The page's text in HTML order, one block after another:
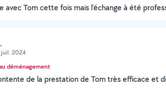
avec Tom cette fois mais l'échange à été
2024
déménagement
de la prestation de Tom très efficace et